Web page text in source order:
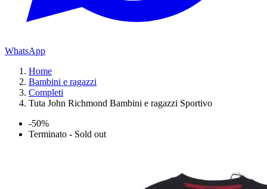
WhatsApp
Home
Bambini e ragazzi
Completi
Tuta John Richmond Bambini e ragazzi Sportivo
-50%
Terminato - Sold out